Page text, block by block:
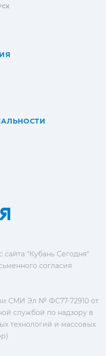
"Кубань Сегодня"
согласия
СМИ Эл № ФС77-72910 от
службой по надзору в
технологий и массовых